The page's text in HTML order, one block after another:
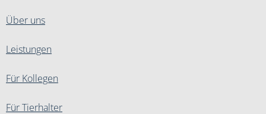
Über uns
Leistungen
Für Kollegen
Für Tierhalter